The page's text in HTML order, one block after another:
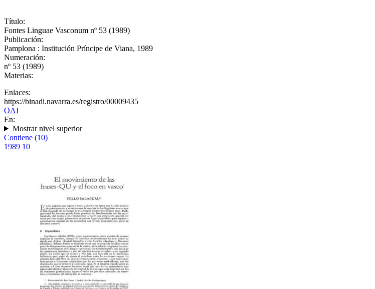
Título:
Fontes Linguae Vasconum nº 53 (1989)
Publicación:
Pamplona : Institución Príncipe de Viana, 1989
Numeración:
nº 53 (1989)
Materias:
Enlaces:
https://binadi.navarra.es/registro/00009435
OAI
En:
Mostrar nivel superior
Contiene (10)
1989 10